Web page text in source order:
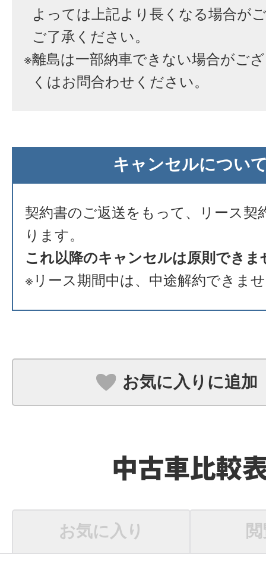
よっては上記より長くなる場合が
ご了承ください。
※離島は一部納車できない場合がご
くはお問合わせください。
キャンセルについ
契約書のご返送をもって、リース契
ります。
これ以降のキャンセルは原則できま
※リース期間中は、中途解約できま
お気に入りに追加
中古車比較
お気に入り